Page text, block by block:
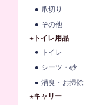
爪切り
その他
★トイレ用品
トイレ
シーツ・砂
消臭・お掃除
★キャリー